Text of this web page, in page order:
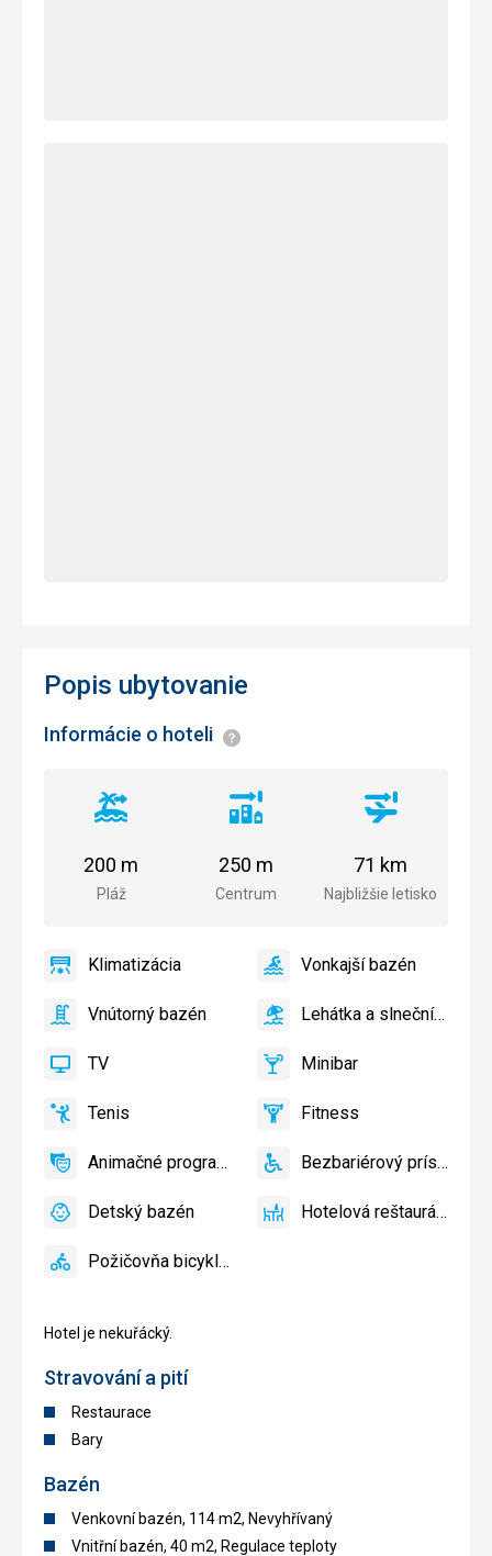
Hotel je nekuřácký.
Stravování a pití
Restaurace
Bary
Bazén
Venkovní bazén, 114 m2, Nevyhřívaný
Vnitřní bazén, 40 m2, Regulace teploty
Popis ubytovanie
Informácie o hoteli Informácie
Vzdialenosť
pláže
Pláž
200 m
Vzdialenosť
centra
Centrum
250 m
Vzdialenosť
letiska
Najbližšie letisko
71 km
Klimatizácia
Klimatizácia
áno
VonkajšíVonkajší bazén
áno
Vnútorný
Vnútorný bazén
áno
Lehátka
slnečníky
bazéne
Lehátka a slnečníky pri bazéne zadarmo
áno
TV TV
áno
Minibar,Minibar
áno
TenisTenis
áno FitnessFitness
áno
Animačné
Animačné programy
áno
Bezbariérový
Bezbariérový prístup
áno
DetskýDetský bazén
áno
Hotelová
Hotelová reštaurácia
áno
Požičovňa
Požičovňa bicyklov
áno